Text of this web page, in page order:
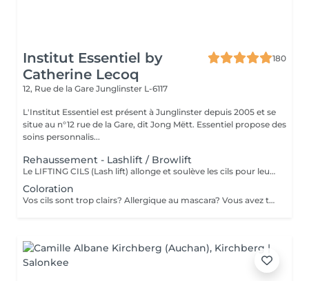
Institut Essentiel by
Catherine Lecoq
180
12, Rue de la Gare Junglinster L-6117
L'Institut Essentiel est présent à Junglinster depuis 2005 et se
situe au n°12 rue de la Gare, dit Jong Mëtt. Essentiel propose des
soins personnalis...
Rehaussement - Lashlift / Browlift
Le LIFTING CILS (Lash lift) allonge et soulève les cils pour leur donner un "effet mascara". Cela rajeunit et ouvre le regard. Convient également aux cils courts. Important: déconseillé pendant la grossesse. Retirer les lentilles avant l'intervention! Le LIFTING SOURCILS (Brow lift) dresse les poils et épaissit ainsi les sourcils. Cela permet de redéfinir la ligne des sourcils. Effet anti-âge garantit! Tenue du lifting (4-6 semaines) sans entretien
Coloration
Vos cils sont trop clairs? Allergique au mascara? Vous avez teint vos cheveux et vos sourcils sont trop clairs? Donnez de l'intensité à votre regard et adaptez la couleur selon votre look. Un masque hydratant et un massage relaxant vous sera propser pendant la pose de la couleur. Un petit moment de détente à ne pas rater. Tenue de la couleur 3-4 semaines